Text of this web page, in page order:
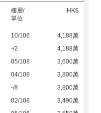
樓層/
單位
HK$
10/106
4,188萬
-/2
4,188萬
05/108
3,600萬
04/108
3,800萬
-/8
3,800萬
02/108
3,490萬